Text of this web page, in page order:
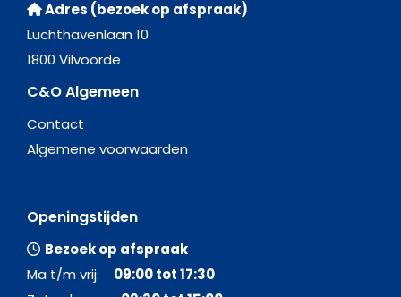
Adres (bezoek op afspraak)
Luchthavenlaan 10
1800 Vilvoorde
C&O Algemeen
Contact
Algemene voorwaarden
Openingstijden
Bezoek op afspraak
Ma t/m vrij: 09:00 tot 17:30